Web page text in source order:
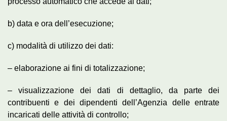
b) data e ora dell’esecuzione;
c) modalità di utilizzo dei dati:
– elaborazione ai fini di totalizzazione;
– visualizzazione dei dati di dettaglio, da parte dei
contribuenti e dei dipendenti dell’Agenzia delle entrate
incaricati delle attività di controllo;